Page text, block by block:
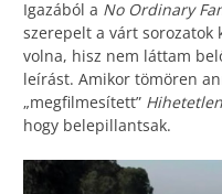
Igazából a No Ordinary
szerepelt a várt sorozatok
volna, hisz nem láttam
leírást. Amikor tömören
„megfilmesített”
hogy belepillantsak.